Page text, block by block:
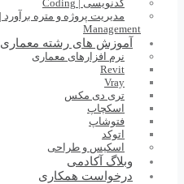
کدنویسی | Coding
Management
آموزش های رشته معماری
نرم افزارهای معماری
Revit
Vray
تری دی مکس
اسکچاپ
فتوشاپ
اتوکد
اسکیس و طراحی
وبلاگ آکادمی
درخواست همکاری